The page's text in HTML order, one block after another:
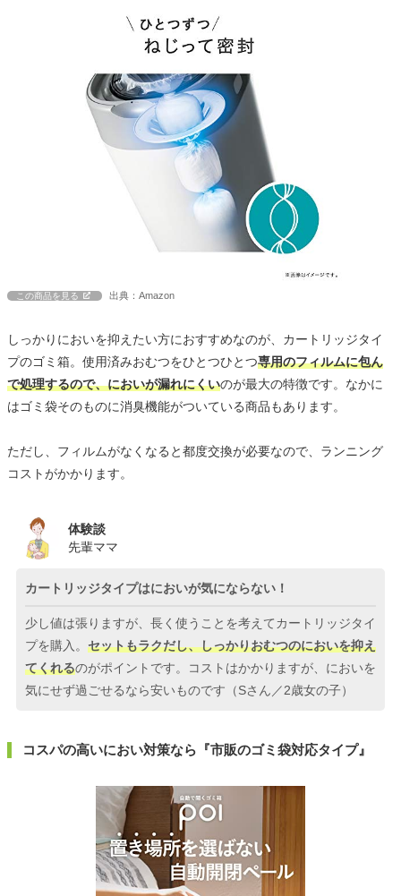
この商品を見る 出典：Amazon
しっかりにおいを抑えたい方におすすめなのが、カートリッジタイ
プのゴミ箱。使用済みおむつをひとつひとつ専用のフィルムに包ん
で処理するので、においが漏れにくいのが最大の特徴です。なかに
はゴミ袋そのものに消臭機能がついている商品もあります。
ただし、フィルムがなくなると都度交換が必要なので、ランニング
コストがかかります。
体験談
先輩ママ
カートリッジタイプはにおいが気にならない！
少し値は張りますが、長く使うことを考えてカートリッジタイ
プを購入。 セットもラクだし、しっかりおむつのにおいを抑え
てくれるのがポイントです。コストはかかりますが、においを
気にせず過ごせるなら安いものです（Sさん／2歳女の子）
コスパの高いにおい対策なら『市販のゴミ袋対応タイプ』